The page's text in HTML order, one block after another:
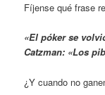
Fíjense qué frase
«El póker se
Catzman: «Los
¿Y cuando no